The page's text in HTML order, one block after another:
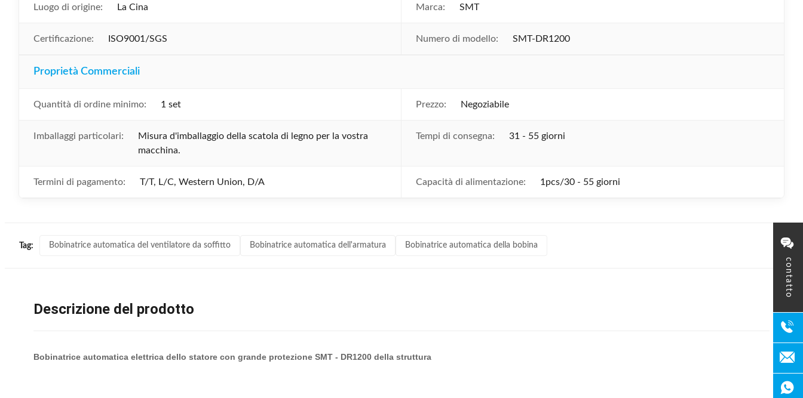
contatto
Luogo di origine: La Cina Marca: SMT
Certificazione: ISO9001/SGS Numero di modello: SMT-DR1200
Proprietà Commerciali
Quantità di ordine minimo: 1 set Prezzo: Negoziabile
Imballaggi particolari:
Misura d'imballaggio della scatola di legno per la vostra
macchina.
Tempi di consegna: 31 - 55 giorni
Termini di pagamento: T/T, L/C, Western Union, D/A Capacità di alimentazione: 1pcs/30 - 55 giorni
Tag: Bobinatrice automatica del ventilatore da soffitto Bobinatrice automatica dell'armatura Bobinatrice automatica della bobina
Descrizione del prodotto
Bobinatrice automatica elettrica dello statore con grande protezione SMT - DR1200 della struttura